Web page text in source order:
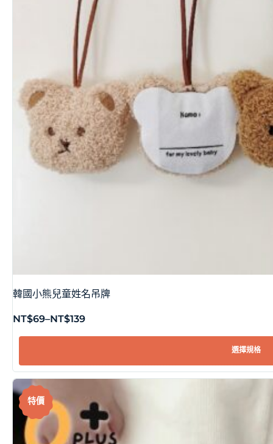
韓國小熊兒童姓名吊牌
NT$69–NT$139
選擇規格
特價